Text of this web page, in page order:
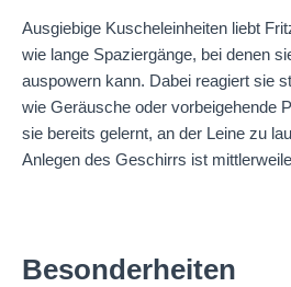
Ausgiebige Kuscheleinheiten liebt
wie lange Spaziergänge, bei denen
auspowern kann. Dabei reagiert sie
wie Geräusche oder vorbeigehende
sie bereits gelernt, an der Leine zu
Anlegen des Geschirrs ist
Besonderheiten